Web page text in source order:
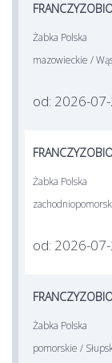
Żabka Polska
mazowieckie /
od: 2026-
Żabka Polska
od: 2026-
Żabka Polska
pomorskie /